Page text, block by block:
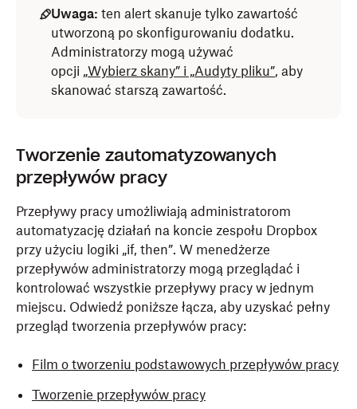
Uwaga: ten alert skanuje tylko zawartość
utworzoną po skonfigurowaniu dodatku.
Administratorzy mogą używać
opcji „Wybierz skany” i „Audyty pliku”, aby
skanować starszą zawartość.
Tworzenie zautomatyzowanych
przepływów pracy
Przepływy pracy umożliwiają administratorom
automatyzację działań na koncie zespołu Dropbox
przy użyciu logiki „if, then”. W menedżerze
przepływów administratorzy mogą przeglądać i
kontrolować wszystkie przepływy pracy w jednym
miejscu. Odwiedź poniższe łącza, aby uzyskać pełny
przegląd tworzenia przepływów pracy:
Film o tworzeniu podstawowych przepływów pracy
Tworzenie przepływów pracy